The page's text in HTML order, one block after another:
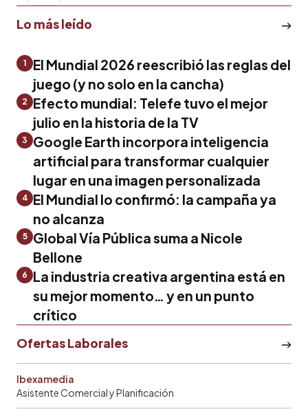
Lo más leído
1
El Mundial 2026 reescribió las reglas del
juego (y no solo en la cancha)
2
Efecto mundial: Telefe tuvo el mejor
julio en la historia de la TV
3
Google Earth incorpora inteligencia
artificial para transformar cualquier
lugar en una imagen personalizada
4 El Mundial lo confirmó: la campaña ya
no alcanza
5
Global Vía Pública suma a Nicole
Bellone
6
La industria creativa argentina está en
su mejor momento… y en un punto
crítico
Ofertas Laborales
Ibexamedia
Asistente Comercial y Planificación